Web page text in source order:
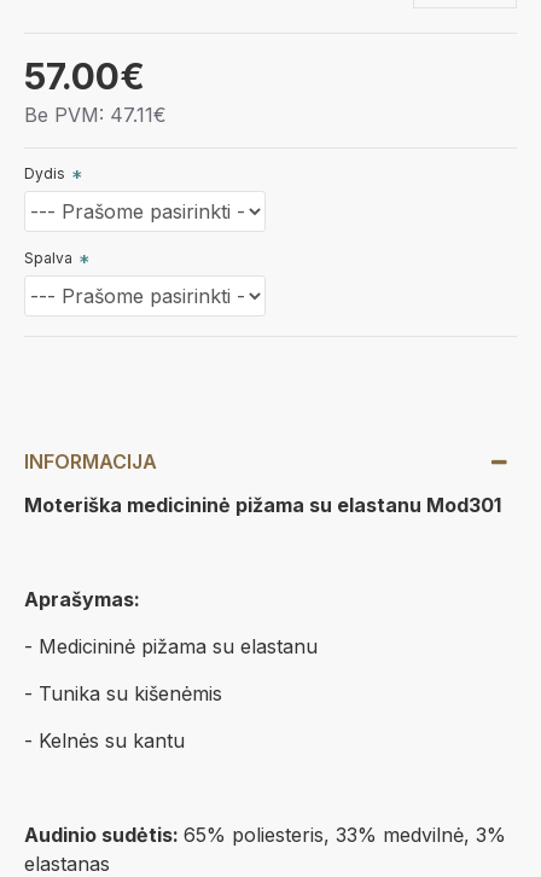
57.00€
Be PVM: 47.11€
Dydis
Spalva
INFORMACIJA
Moteriška medicininė pižama su elastanu Mod301
Aprašymas:
- Medicininė pižama su elastanu
- Tunika su kišenėmis
- Kelnės su kantu
Audinio sudėtis: 65% poliesteris, 33% medvilnė, 3%
elastanas